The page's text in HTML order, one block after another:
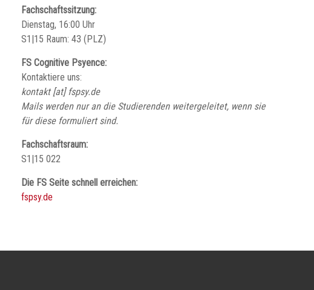
Fachschaftssitzung:
Dienstag, 16:00 Uhr
S1|15 Raum: 43 (PLZ)
FS Cognitive Psyence:
Kontaktiere uns:
kontakt [at] fspsy.de
Mails werden nur an die Studierenden weitergeleitet, wenn sie
für diese formuliert sind.
Fachschaftsraum:
S1|15 022
Die FS Seite schnell erreichen:
fspsy.de